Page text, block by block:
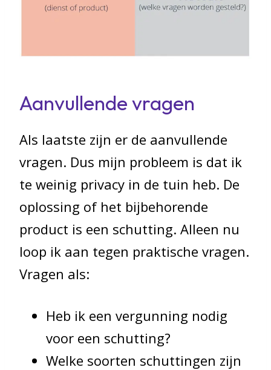
Aanvullende vragen
Als laatste zijn er de aanvullende
vragen. Dus mijn probleem is dat ik
te weinig privacy in de tuin heb. De
oplossing of het bijbehorende
product is een schutting. Alleen nu
loop ik aan tegen praktische vragen.
Vragen als:
Heb ik een vergunning nodig
voor een schutting?
Welke soorten schuttingen zijn